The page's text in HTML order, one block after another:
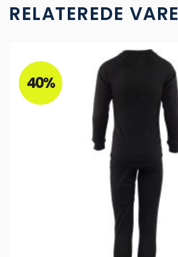
RELATEREDE VARE
40%